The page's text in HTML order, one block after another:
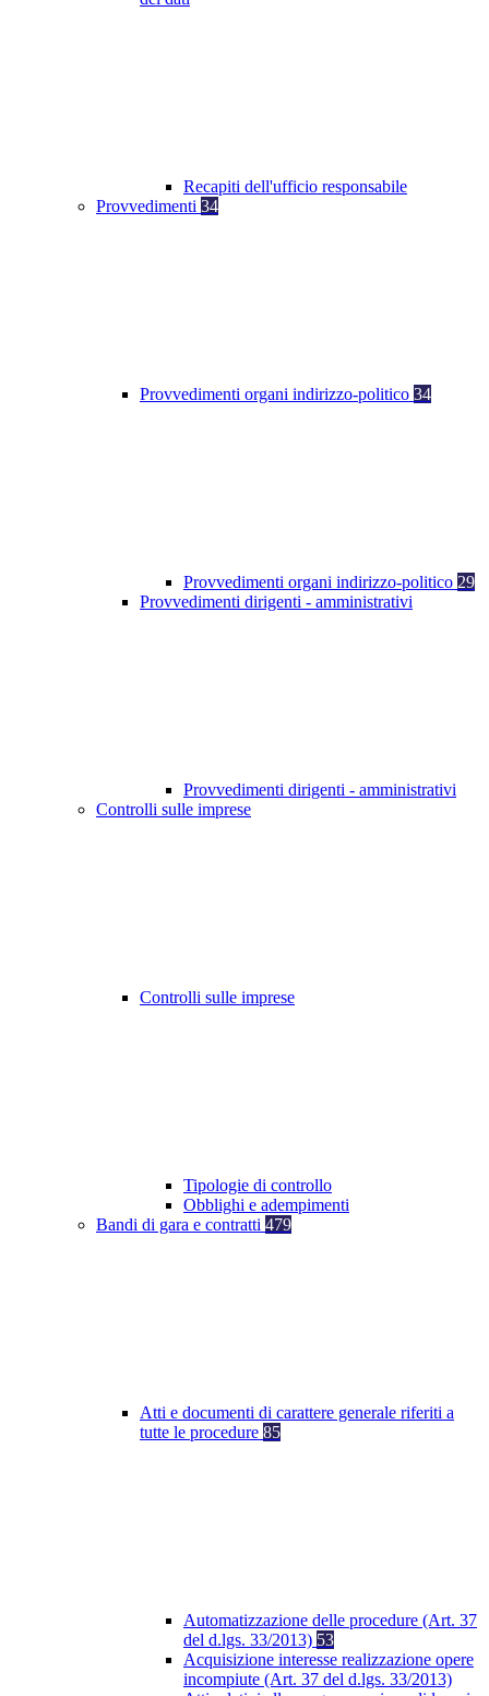
Recapiti dell'ufficio responsabile
Provvedimenti 34
Provvedimenti organi indirizzo-politico 34
Provvedimenti organi indirizzo-politico 29
Provvedimenti dirigenti - amministrativi
Provvedimenti dirigenti - amministrativi
Controlli sulle imprese
Controlli sulle imprese
Tipologie di controllo
Obblighi e adempimenti
Bandi di gara e contratti 479
Atti e documenti di carattere generale riferiti a
tutte le procedure 85
Automatizzazione delle procedure (Art. 37
del d.lgs. 33/2013) 53
Acquisizione interesse realizzazione opere
incompiute (Art. 37 del d.lgs. 33/2013)